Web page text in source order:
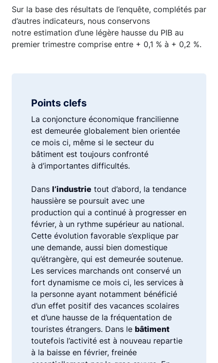
Sur la base des résultats de l’enquête, complétés par
d’autres indicateurs, nous conservons
notre estimation d’une légère hausse du PIB au
premier trimestre comprise entre + 0,1 % à + 0,2 %.
Points clefs
La conjoncture économique francilienne
est demeurée globalement bien orientée
ce mois ci, même si le secteur du
bâtiment est toujours confronté
à d’importantes difficultés.
Dans l’industrie tout d’abord, la tendance
haussière se poursuit avec une
production qui a continué à progresser en
février, à un rythme supérieur au national.
Cette évolution favorable s’explique par
une demande, aussi bien domestique
qu’étrangère, qui est demeurée soutenue.
Les services marchands ont conservé un
fort dynamisme ce mois ci, les services à
la personne ayant notamment bénéficié
d’un effet positif des vacances scolaires
et d’une hausse de la fréquentation de
touristes étrangers. Dans le bâtiment
toutefois l’activité est à nouveau repartie
à la baisse en février, freinée